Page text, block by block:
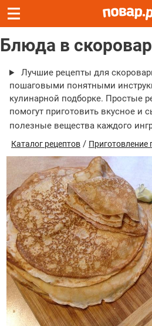
Блюда в
Лучшие рецепты для
пошаговыми понятными
кулинарной подборке. Простые
помогут приготовить вкусное и
полезные вещества каждого
Каталог рецептов /